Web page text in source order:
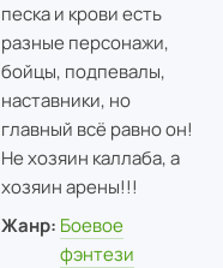
песка и крови есть
разные персонажи,
бойцы, подпевалы,
наставники, но
главный всё равно он!
Не хозяин каллаба, а
хозяин арены!!!
Жанр: Боевое
фэнтези